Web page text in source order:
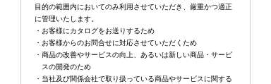
目的の範囲内においてのみ利用させていただき、厳重かつ適正
に管理いたします。
・お客様にカタログをお送りするため
・お客様からのお問合せに対応させていただくため
・商品の改善やサービスの向上、あるいは新しい商品・サービ
スの開発のため
・当社及び関係会社で取り扱っている商品やサービスに関する